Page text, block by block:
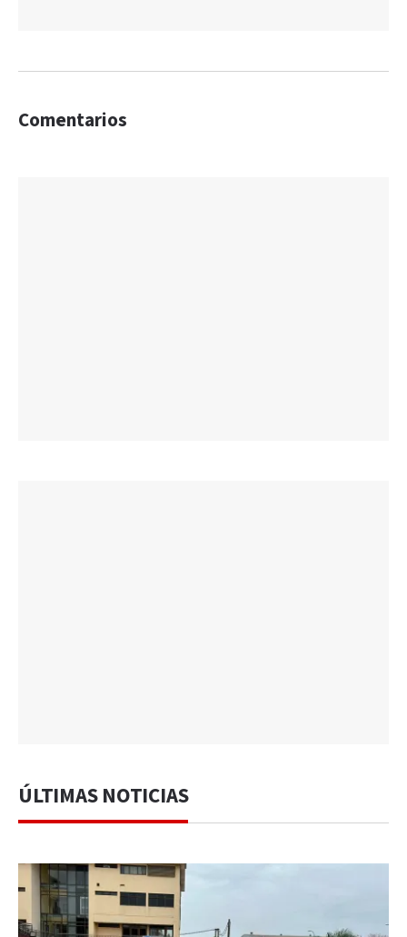
Comentarios
ÚLTIMAS NOTICIAS